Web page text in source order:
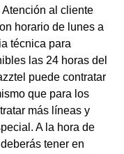
al cliente
horario de lunes a
técnica para
las 24 horas del
puede contratar
que para los
más líneas y
A la hora de
tener en